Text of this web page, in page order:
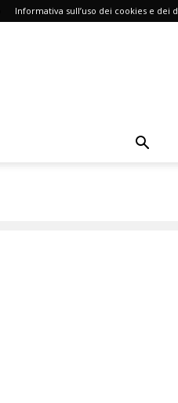
Informativa sull’uso dei cookies e dei